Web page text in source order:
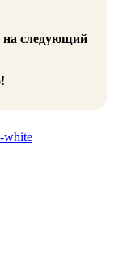
на следующий